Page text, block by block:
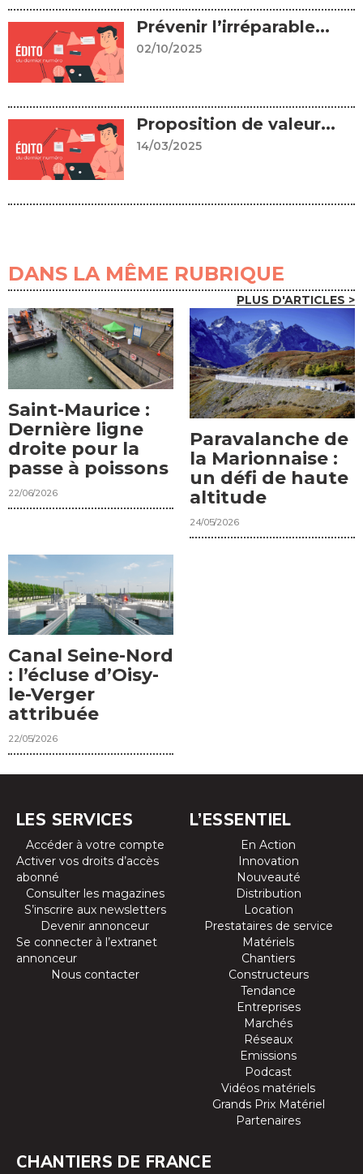
Prévenir l’irréparable...
02/10/2025
Proposition de valeur...
14/03/2025
DANS LA MÊME RUBRIQUE
PLUS D'ARTICLES >
Saint-Maurice :
Dernière ligne
droite pour la
passe à poissons
22/06/2026
Paravalanche de
la Marionnaise :
un défi de haute
altitude
24/05/2026
Canal Seine-Nord
: l’écluse d’Oisy-
le-Verger
attribuée
22/05/2026
LES SERVICES
Accéder à votre compte
Activer vos droits d’accès
abonné
Consulter les magazines
S’inscrire aux newsletters
Devenir annonceur
Se connecter à l’extranet
annonceur
Nous contacter
L’ESSENTIEL
En Action
Innovation
Nouveauté
Distribution
Location
Prestataires de service
Matériels
Chantiers
Constructeurs
Tendance
Entreprises
Marchés
Réseaux
Emissions
Podcast
Vidéos matériels
Grands Prix Matériel
Partenaires
CHANTIERS DE FRANCE